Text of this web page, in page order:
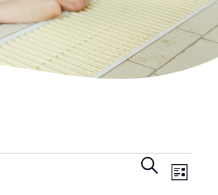
ZOEKEN
Zoeken
Lijst